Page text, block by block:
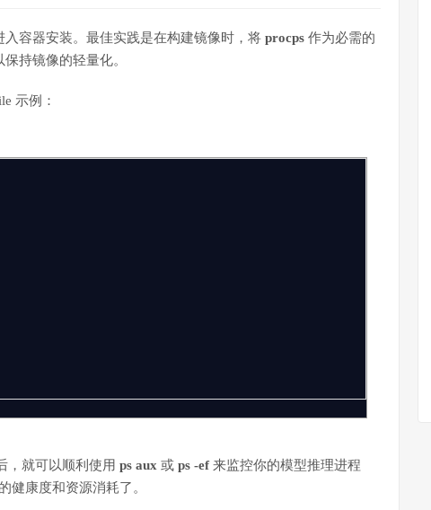
容器安装。最佳实践是在构建镜像时，将 procps 作为必需的
持镜像的轻量化。
示例：
，就可以顺利使用 ps aux 或 ps -ef 来监控你的模型推理进程
健康度和资源消耗了。